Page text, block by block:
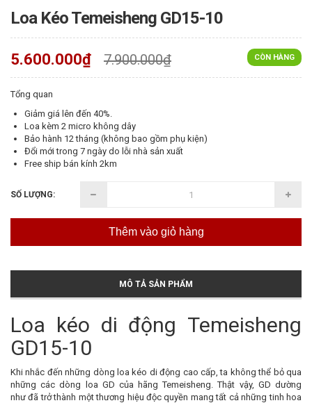
Loa Kéo Temeisheng GD15-10
CÒN HÀNG
5.600.000₫ 7.900.000₫
Tổng quan
Giảm giá lên đến 40%.
Loa kèm 2 micro không dây
Bảo hành 12 tháng (không bao gồm phụ kiện)
Đổi mới trong 7 ngày do lỗi nhà sản xuất
Free ship bán kính 2km
SỐ LƯỢNG:
Thêm vào giỏ hàng
MÔ TẢ SẢN PHẨM
Loa kéo di động Temeisheng
GD15-10
Khi nhắc đến những dòng loa kéo di động cao cấp, ta không thể bỏ qua
những các dòng loa GD của hãng Temeisheng. Thật vậy, GD dường
như đã trở thành một thương hiệu độc quyền mang tất cả những tinh hoa